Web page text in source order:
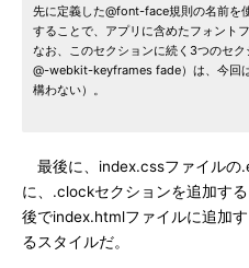
先に定義した@font-face規則の名前を
することで、アプリに含めたフォント
なお、このセクションに続く3つのセ
@-webkit-keyframes fade）は、今回
構わない）。
最後に、index.cssファイルの
に、.clockセクションを追加す
後でindex.htmlファイルに追加
るスタイルだ。